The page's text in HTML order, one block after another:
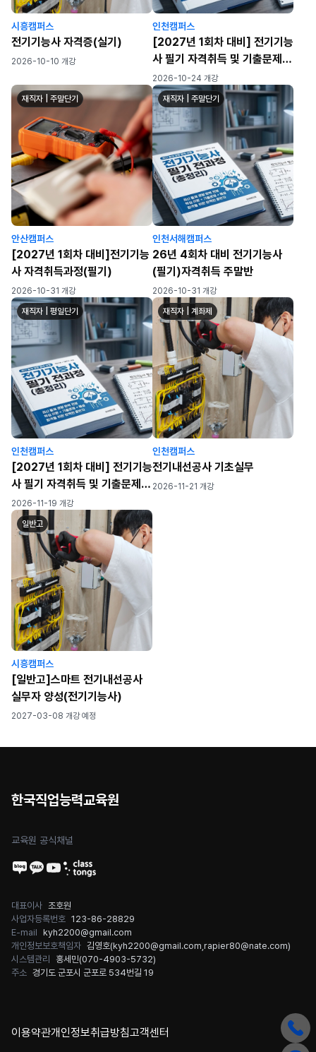
시흥캠퍼스
전기기능사 자격증(실기)
2026-10-10 개강
인천캠퍼스
[2027년 1회차 대비] 전기기능
사 필기 자격취득 및 기출문제
풀이반
2026-10-24 개강
재직자 | 주말단기
안산캠퍼스
[2027년 1회차 대비]전기기능
사 자격취득과정(필기)
2026-10-31 개강
재직자 | 주말단기
인천서해캠퍼스
26년 4회차 대비 전기기능사
(필기)자격취득 주말반
2026-10-31 개강
재직자 | 평일단기
인천캠퍼스
[2027년 1회차 대비] 전기기능
사 필기 자격취득 및 기출문제
풀이반(월~금) (82h)
2026-11-19 개강
재직자 | 계좌제
인천캠퍼스
전기내선공사 기초실무
2026-11-21 개강
일반고
시흥캠퍼스
[일반고]스마트 전기내선공사
실무자 양성(전기기능사)
2027-03-08 개강 예정
한국직업능력교육원
교육원 공식채널
대표이사 조호원
사업자등록번호 123-86-28829
E-mail kyh2200@gmail.com
개인정보보호책임자 김영호(kyh2200@gmail.com rapier80@nate.com)
시스템관리
홍세민(070-4903-5732)
주소 경기도 군포시 군포로 534번길 19
이용약관개인정보취급방침고객센터